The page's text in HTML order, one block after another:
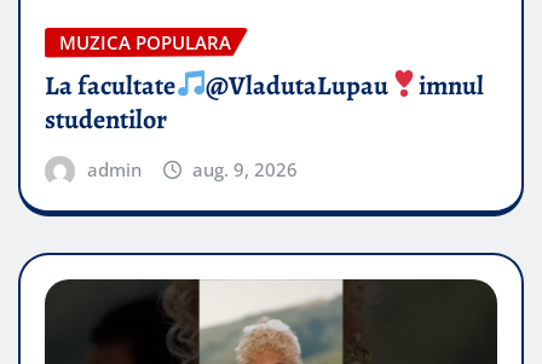
MUZICA POPULARA
La facultate @VladutaLupau
imnul
studentilor
admin aug. 9, 2026